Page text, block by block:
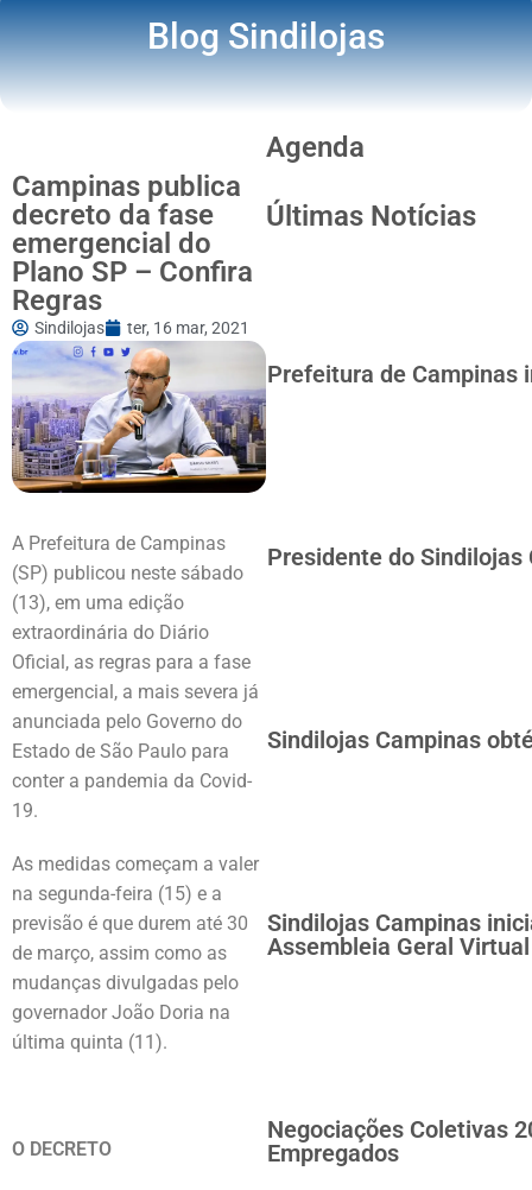
Blog Sindilojas
Campinas publica
decreto da fase
emergencial do
Plano SP – Confira
Regras
Sindilojas ter, 16 mar, 2021
A Prefeitura de Campinas
(SP) publicou neste sábado
(13), em uma edição
extraordinária do Diário
Oficial, as regras para a fase
emergencial, a mais severa já
anunciada pelo Governo do
Estado de São Paulo para
conter a pandemia da Covid-
19.
As medidas começam a valer
na segunda-feira (15) e a
previsão é que durem até 30
de março, assim como as
mudanças divulgadas pelo
governador João Doria na
última quinta (11).
O DECRETO
Agenda
Últimas Notícias
Prefeitura de Campinas
Presidente do Sindilojas
Sindilojas Campinas
Sindilojas Campinas
Assembleia Geral Virtual
Negociações Coletivas
Empregados